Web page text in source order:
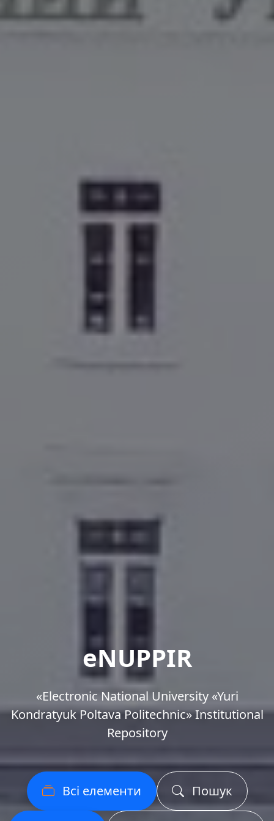
eNUPPIR
«Еlectronic National University «Yuri
Kondratyuk Poltava Politechnic» Institutional
Repository
Всі елементи Пошук